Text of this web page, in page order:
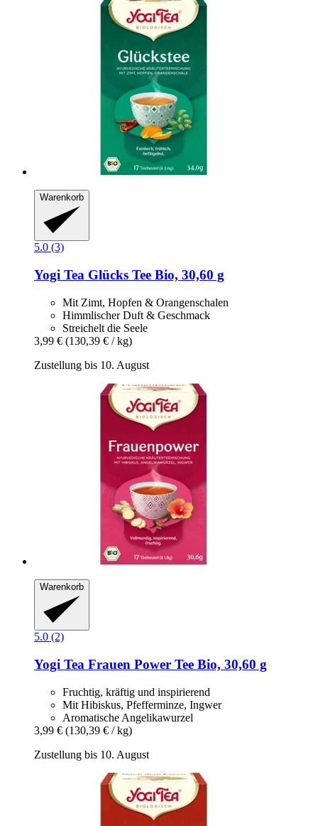
Warenkorb
5.0 (3)
Yogi Tea Glücks Tee Bio, 30,60 g
Mit Zimt, Hopfen & Orangenschalen
Himmlischer Duft & Geschmack
Streichelt die Seele
3,99 € (130,39 € / kg)
Zustellung bis 10. August
Warenkorb
5.0 (2)
Yogi Tea Frauen Power Tee Bio, 30,60 g
Fruchtig, kräftig und inspirierend
Mit Hibiskus, Pfefferminze, Ingwer
Aromatische Angelikawurzel
3,99 € (130,39 € / kg)
Zustellung bis 10. August